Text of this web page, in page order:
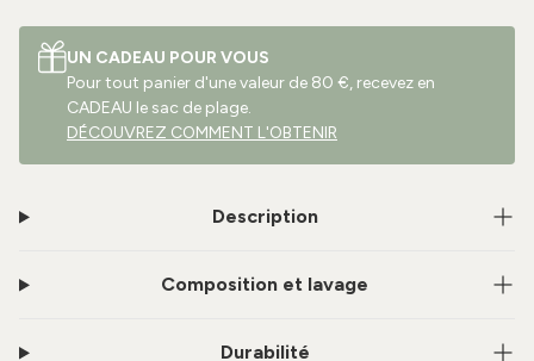
UN CADEAU POUR VOUS
Pour tout panier d'une valeur de 80 €, recevez en
CADEAU le sac de plage.
DÉCOUVREZ COMMENT L'OBTENIR
Description
Composition et lavage
Durabilité